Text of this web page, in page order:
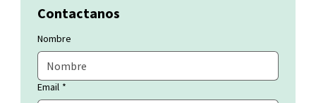
Contactanos
Nombre
Email *